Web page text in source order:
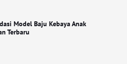
Model Baju Kebaya Anak
Terbaru